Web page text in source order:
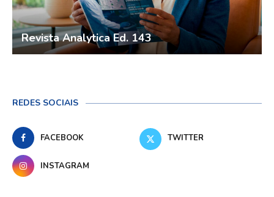
Revista Analytica Ed. 143
REDES SOCIAIS
FACEBOOK TWITTER
INSTAGRAM